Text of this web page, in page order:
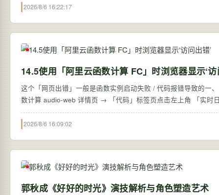
2026/8/6 16:22:17
14.5使用「阿里云函数计算 FC」时浏览器显示‘访
这个「网页出错」一般是函数实例启动失败 / 代码报错导致的一
数计算 audio-web 详情页 → 「代码」标签页点击左上角 「实时
2026/8/6 16:09:02
郭秋成《好好的时光》演技解析与角色塑造艺术